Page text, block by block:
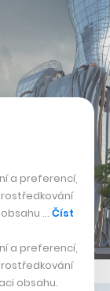
a preferencí,
… Číst
a preferencí,
obsahu.